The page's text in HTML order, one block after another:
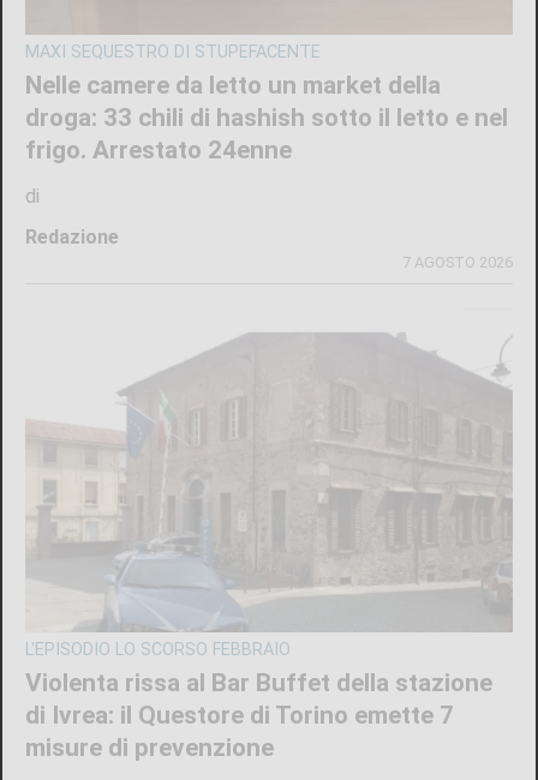
MAXI SEQUESTRO DI STUPEFACENTE
Nelle camere da letto un market della
droga: 33 chili di hashish sotto il letto e nel
frigo. Arrestato 24enne
di
Redazione
7 AGOSTO 2026
L'EPISODIO LO SCORSO FEBBRAIO
Violenta rissa al Bar Buffet della stazione
di Ivrea: il Questore di Torino emette 7
misure di prevenzione